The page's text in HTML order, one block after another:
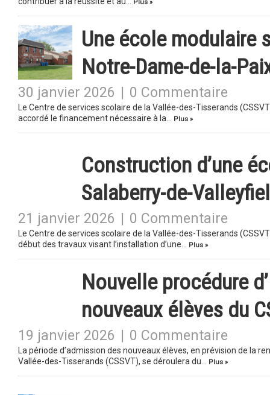
Plus »
Une école modulaire
Notre-Dame-de-la-
30 janvier 2026 0 Commentaire
Le Centre de services scolaire de la Vallée-des-Tisserands
accordé le financement nécessaire à la…
Plus »
Construction d’une
Salaberry-de-
21 janvier 2026 0 Commentaire
Le Centre de services scolaire de la Vallée-des-Tisserands
début des travaux visant l’installation d’une…
Plus »
Nouvelle procédure
nouveaux élèves du
19 janvier 2026 0 Commentaire
La période d’admission des nouveaux élèves, en prévision de la
Vallée-des-Tisserands (CSSVT), se déroulera du…
Plus »